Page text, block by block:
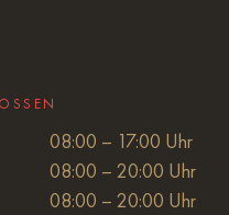
08:00 – 17:00 Uhr
08:00 – 20:00 Uhr
08:00 – 20:00 Uhr